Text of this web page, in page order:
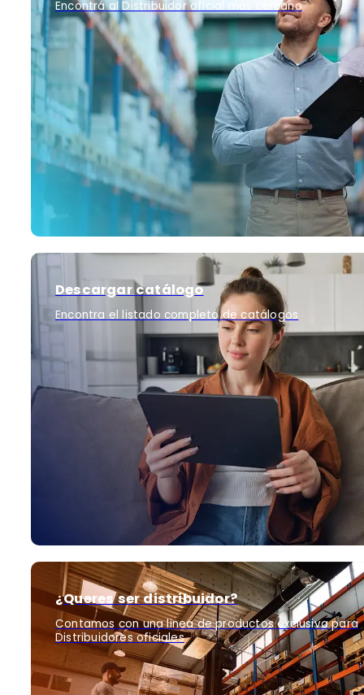
Encontrá al Distribuidor oficial más cercano
Descargar catálogo
Encontra el listado completo de catálogos
¿Queres ser distribuidor?
Contamos con una linea de productos exclusiva para
Distribuidores oficiales